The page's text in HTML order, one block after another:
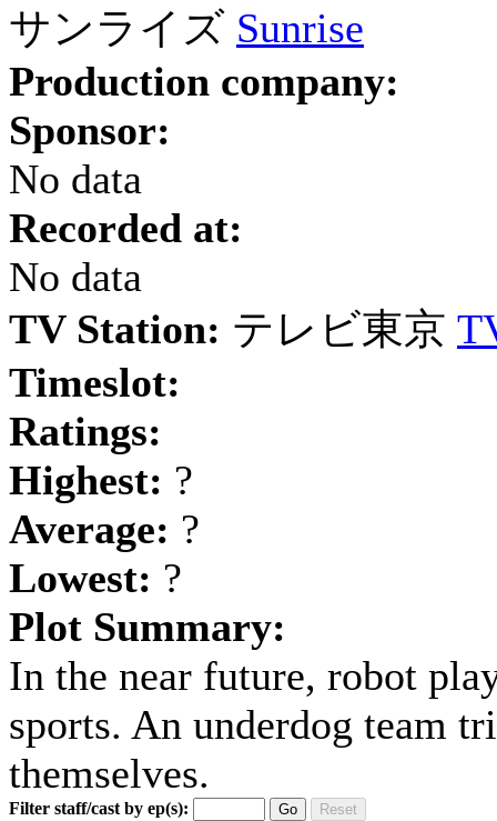
サンライズ Sunrise
Production company:
Sponsor:
No data
Recorded at:
No data
TV Station: テレビ東京
Timeslot:
Ratings:
Highest: ?
Average: ?
Lowest: ?
Plot Summary:
In the near future, robot
sports. An underdog team
themselves.
Filter staff/cast by ep(s): Go Reset